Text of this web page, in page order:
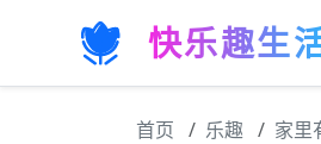
快乐趣生
首页 乐趣 家里